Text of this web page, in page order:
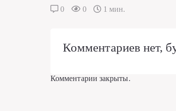
0 0 1 мин.
Комментариев нет,
Комментарии закрыты.